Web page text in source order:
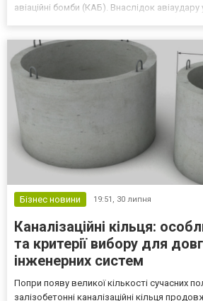
авіаційні бомби (КАБ). Внаслідок
Бізнес новини 19:51, 30 липня
Каналізаційні кільця:
та критерії вибору для
інженерних систем
Попри появу великої кількості сучасних
залізобетонні каналізаційні кільця